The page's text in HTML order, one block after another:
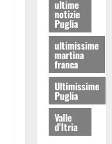
ultime
notizie
Puglia
ultimissime
martina
franca
Ultimissime
Puglia
Valle
d'Itria